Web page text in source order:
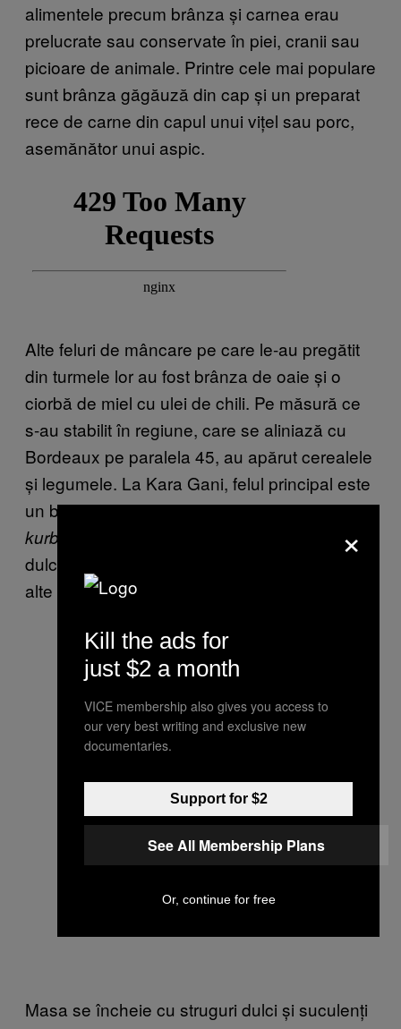
alimentele precum brânza și carnea erau
prelucrate sau conservate în piei, cranii sau
picioare de animale. Printre cele mai populare
sunt brânza găgăuză din cap și un preparat
rece de carne din capul unui vițel sau porc,
asemănător unui aspic.
Alte feluri de mâncare pe care le-au pregătit
din turmele lor au fost brânza de oaie și o
ciorbă de miel cu ulei de chili. Pe măsură ce
s-au stabilit în regiune, care se aliniază cu
Bordeaux pe paralela 45, au apărut cerealele
și legumele. La Kara Gani, felul principal este
un bulz cu carne de porc și de miel și friptură
kurban
, servită alături de plăcinte subțiri și
dulci, umplute cu brânză moale, mere sau cu
alte fructe.
Masa se încheie cu struguri dulci și suculenți
×
Kill the ads for
just $2 a month
VICE membership also gives you access to
our very best writing and exclusive new
documentaries.
Support for $2
See All Membership Plans
Or, continue for free